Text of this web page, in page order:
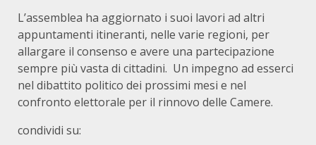
L’assemblea ha aggiornato i suoi lavori ad altri
appuntamenti itineranti, nelle varie regioni, per
allargare il consenso e avere una partecipazione
sempre più vasta di cittadini. Un impegno ad esserci
nel dibattito politico dei prossimi mesi e nel
confronto elettorale per il rinnovo delle Camere.
condividi su: